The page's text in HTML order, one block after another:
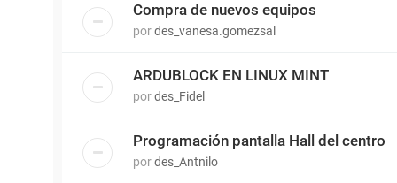
Compra de nuevos equipos
pordes_vanesa.gomezsal
ARDUBLOCK EN LINUX MINT
pordes_Fidel
Programación pantalla Hall del centro
pordes_Antnilo